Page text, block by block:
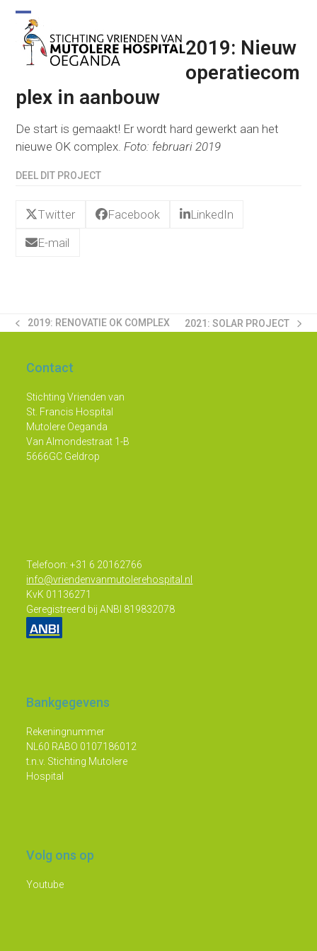
Skip
content
Open
mobile
Close
mobile
2019: Nieuw
operatiecom
plex in aanbouw
De start is gemaakt! Er wordt hard gewerkt aan het
nieuwe OK complex.Foto: februari 2019
DEEL DIT PROJECT
Twitter Facebook LinkedIn
E-mail
PREVIOUS
2019: RENOVATIE OK COMPLEX
NEXT
2021: SOLAR PROJECT
Contact
Stichting Vrienden van
St. Francis Hospital
Mutolere Oeganda
Van Almondestraat 1-B
5666GC Geldrop
Telefoon: +31 6 20162766
info@vriendenvanmutolerehospital.nl
KvK 01136271
Geregistreerd bij ANBI 819832078
Bankgegevens
Rekeningnummer
NL60 RABO 0107186012
t.n.v. Stichting Mutolere
Hospital
Volg ons op
Youtube